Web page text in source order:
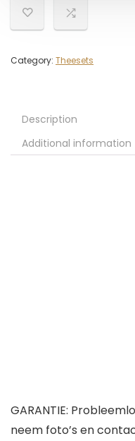
Category: Theesets
Description
Additional information
GARANTIE:
neem foto’s en